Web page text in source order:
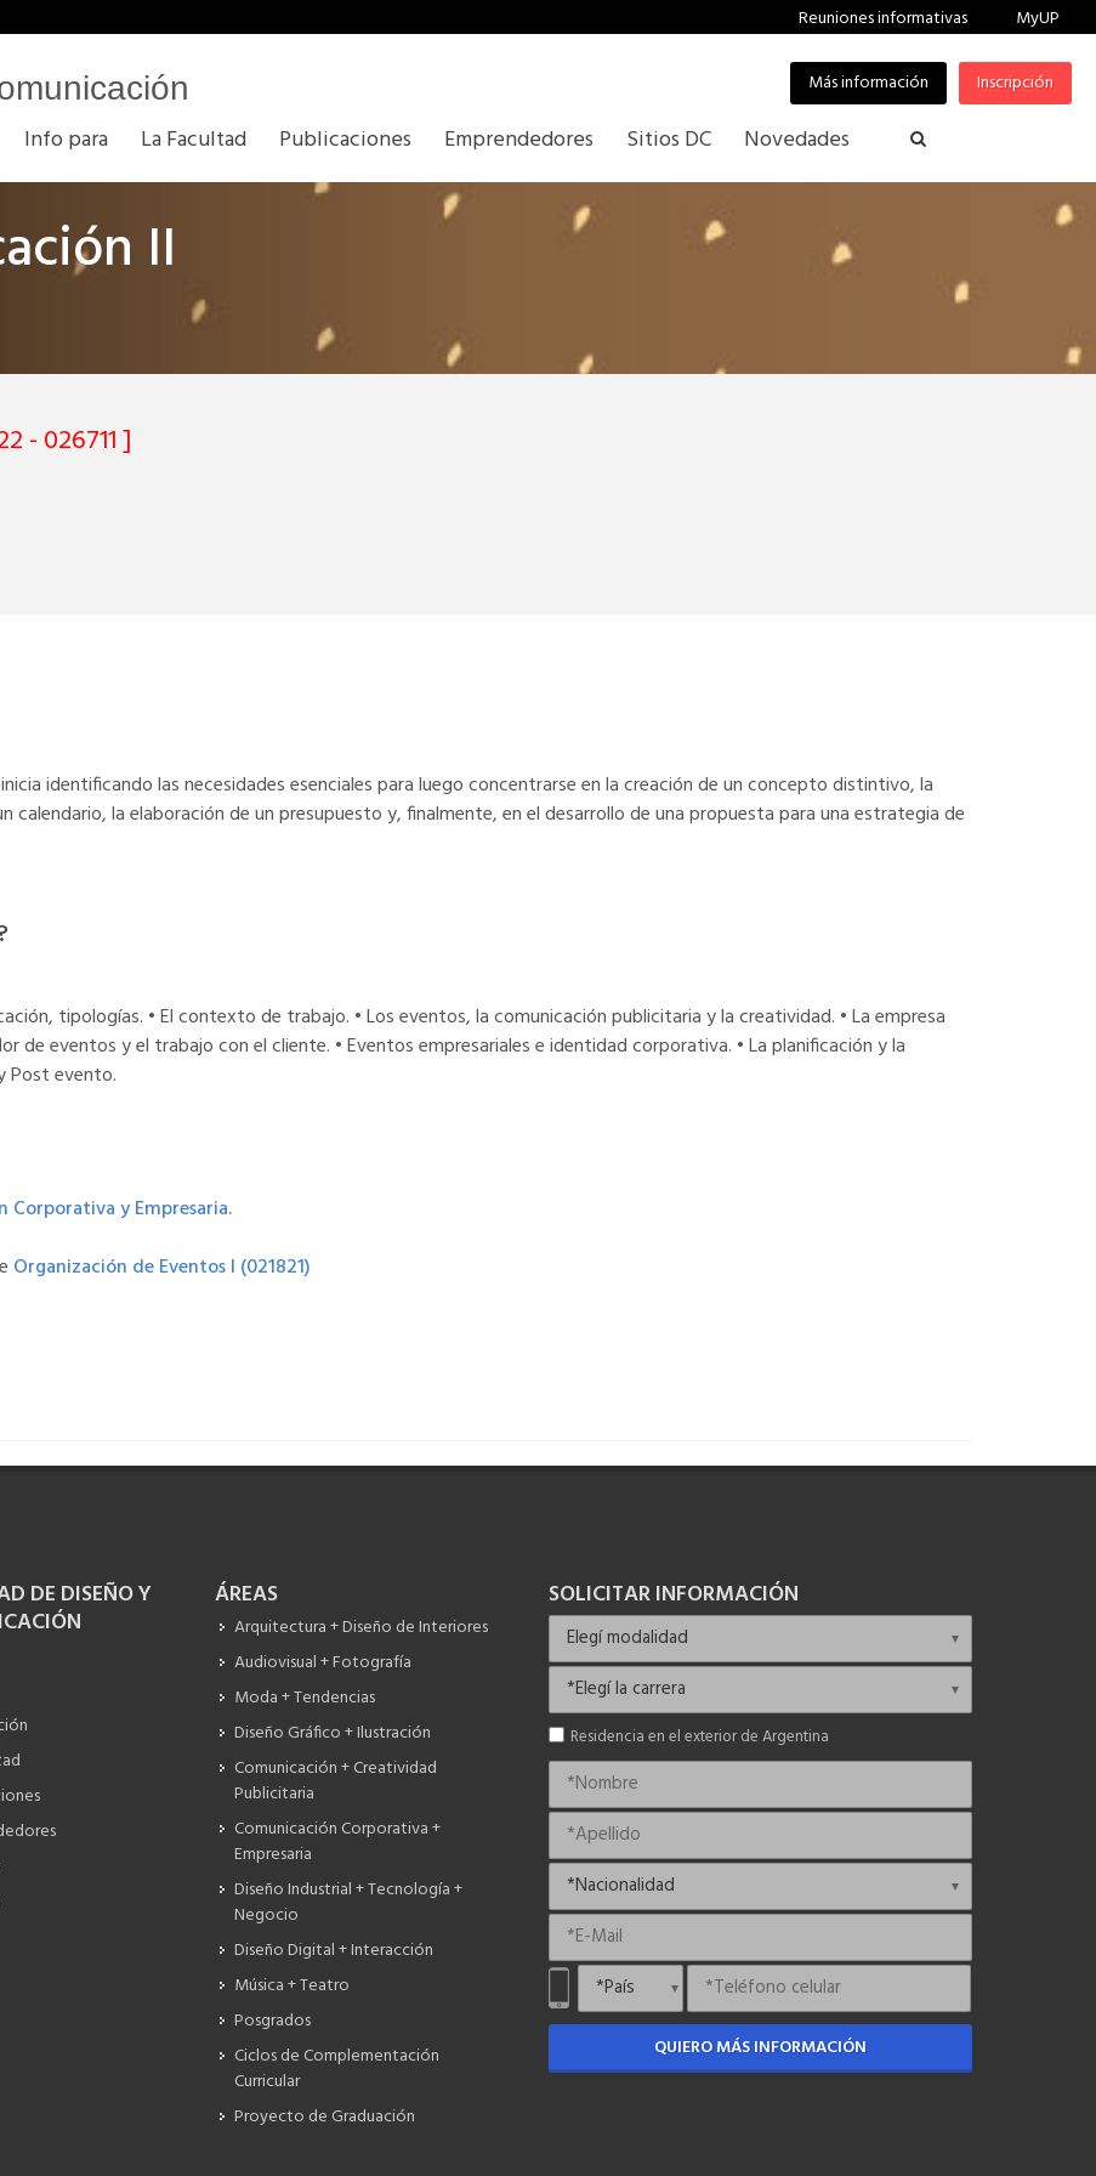
Reuniones informativas MyUP
Inscripción
Más información
Info para La Facultad Publicaciones Emprendedores Sitios DC Novedades
II
- 026711 ]
identificando las necesidades esenciales para luego concentrarse en la creación de un concepto distintivo, la
calendario, la elaboración de un presupuesto y, finalmente, en el desarrollo de una propuesta para una estrategia de
tipologías. • El contexto de trabajo. • Los eventos, la comunicación publicitaria y la creatividad. • La empresa
de eventos y el trabajo con el cliente. • Eventos empresariales e identidad corporativa. • La planificación y la
Post evento.
Corporativa y Empresaria.
Organización de Eventos I (021821)
DE DISEÑO Y ÁREAS
Arquitectura + Diseño de Interiores
Audiovisual + Fotografía
Moda + Tendencias
Diseño Gráfico + Ilustración
Comunicación + Creatividad
Publicitaria
Comunicación Corporativa +
Empresaria
Diseño Industrial + Tecnología +
Negocio
Diseño Digital + Interacción
Música + Teatro
Posgrados
Ciclos de Complementación
Curricular
Proyecto de Graduación
SOLICITAR INFORMACIÓN
Residencia en el exterior de Argentina
QUIERO MÁS INFORMACIÓN